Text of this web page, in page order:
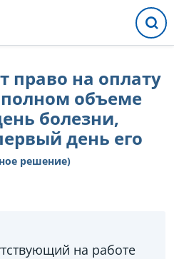
право на оплату
объеме
болезни,
день его
решение)
на работе